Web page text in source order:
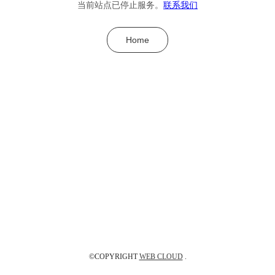
当前站点已停止服务。 联系我们
Home
©COPYRIGHTWEB CLOUD.